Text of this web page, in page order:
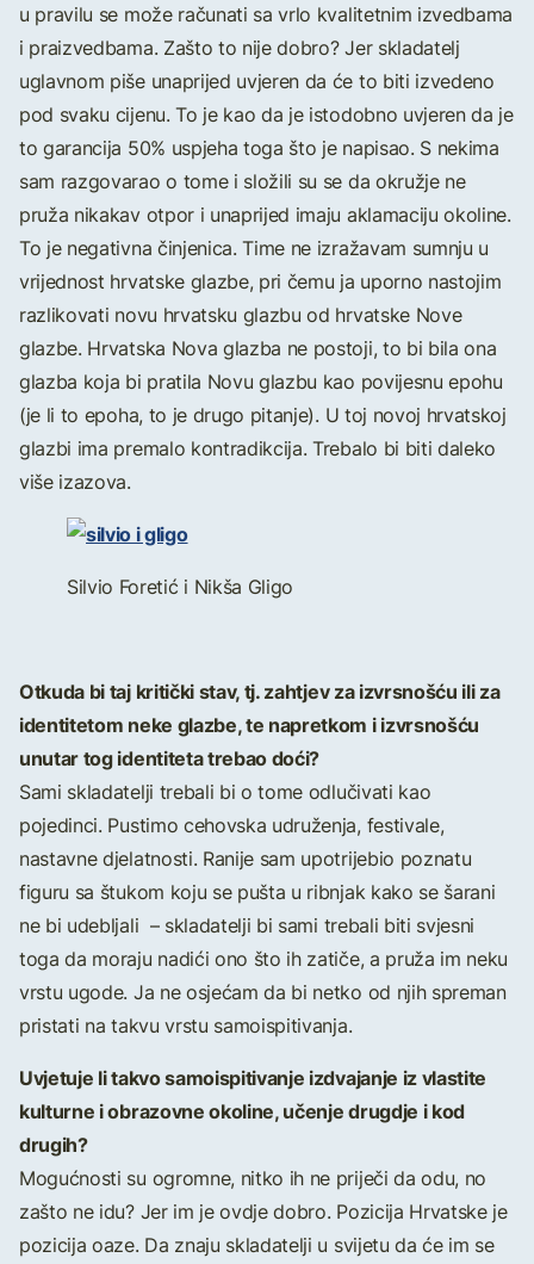
u pravilu se može računati sa vrlo kvalitetnim izvedbama
i praizvedbama. Zašto to nije dobro? Jer skladatelj
uglavnom piše unaprijed uvjeren da će to biti izvedeno
pod svaku cijenu. To je kao da je istodobno uvjeren da je
to garancija 50% uspjeha toga što je napisao. S nekima
sam razgovarao o tome i složili su se da okružje ne
pruža nikakav otpor i unaprijed imaju aklamaciju okoline.
To je negativna činjenica. Time ne izražavam sumnju u
vrijednost hrvatske glazbe, pri čemu ja uporno nastojim
razlikovati novu hrvatsku glazbu od hrvatske Nove
glazbe. Hrvatska Nova glazba ne postoji, to bi bila ona
glazba koja bi pratila Novu glazbu kao povijesnu epohu
(je li to epoha, to je drugo pitanje). U toj novoj hrvatskoj
glazbi ima premalo kontradikcija. Trebalo bi biti daleko
više izazova.
Silvio Foretić i Nikša Gligo
Otkuda bi taj kritički stav, tj. zahtjev za izvrsnošću ili za
identitetom neke glazbe, te napretkom i izvrsnošću
unutar tog identiteta trebao doći?
Sami skladatelji trebali bi o tome odlučivati kao
pojedinci. Pustimo cehovska udruženja, festivale,
nastavne djelatnosti. Ranije sam upotrijebio poznatu
figuru sa štukom koju se pušta u ribnjak kako se šarani
ne bi udebljali – skladatelji bi sami trebali biti svjesni
toga da moraju nadići ono što ih zatiče, a pruža im neku
vrstu ugode. Ja ne osjećam da bi netko od njih spreman
pristati na takvu vrstu samoispitivanja.
Uvjetuje li takvo samoispitivanje izdvajanje iz vlastite
kulturne i obrazovne okoline, učenje drugdje i kod
drugih?
Mogućnosti su ogromne, nitko ih ne priječi da odu, no
zašto ne idu? Jer im je ovdje dobro. Pozicija Hrvatske je
pozicija oaze. Da znaju skladatelji u svijetu da će im se